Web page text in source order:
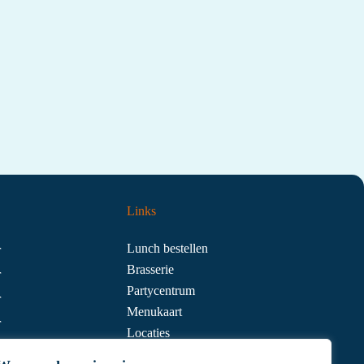
Links
Lunch bestellen
Brasserie
Partycentrum
Menukaart
Locaties